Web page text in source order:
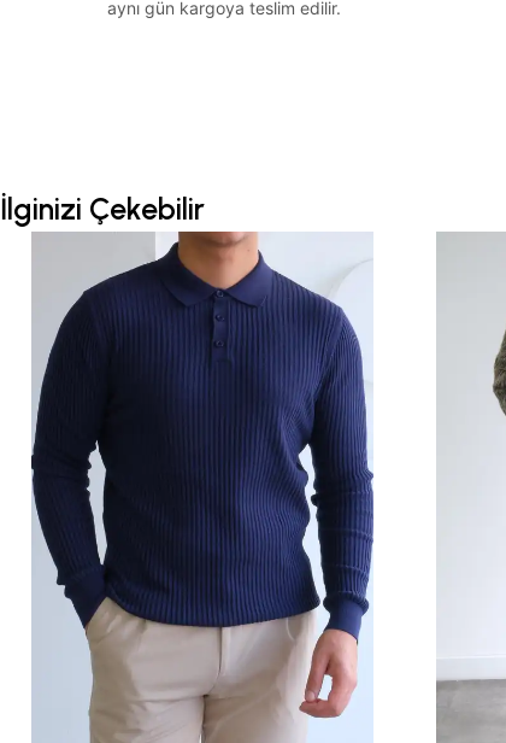
aynı gün kargoya teslim edilir.
İlginizi Çekebilir